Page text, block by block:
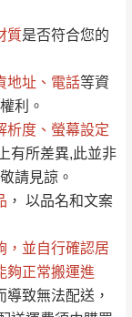
質是否符合您的
地址、電話等資
利。
析度、螢幕設定
有所差異,此並非
請見諒。
， 以品名和文案
，並自行確認居
夠正常搬運進
導致無法配送，
偏遠地區
（請先線上詢問 LINE
→@dershin ）
復興鄉
眉鄉、五峰鄉、
山、北埔鄉、尖
石鄉、寶山鄉山
新，如有需
「官方
「現貨」與
權取消訂
客製，敬請
客服會與您
）
問下單後無
片